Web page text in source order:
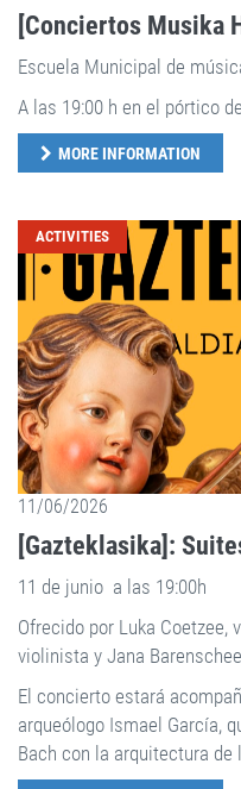
[Conciertos Musika
Escuela Municipal de
A las 19:00 h en el pórtico
MORE INFORMATION
ACTIVITIES
11/06/2026
[Gazteklasika]:
11 de junio a las 19:00h
Ofrecido por Luka Coetzee,
violinista y Jana
El concierto estará
arqueólogo Ismael García,
Bach con la arquitectura de